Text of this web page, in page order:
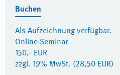
Buchen
Als Aufzeichnung verfügbar.
Online-Seminar
150,- EUR
zzgl. 19% MwSt. (28,50 EUR)